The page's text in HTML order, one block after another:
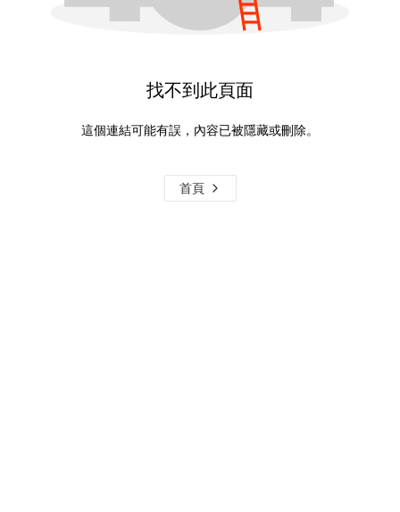
找不到此頁面
這個連結可能有誤，內容已被隱藏或刪除。
首頁